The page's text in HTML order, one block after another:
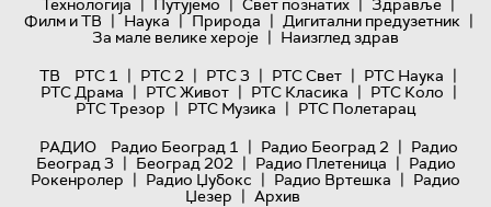
Филм и ТВ | Наука | Природа | Дигитални предузетник |
За мале велике хероје | Наизглед здрав
ТВ
РТС 1 | РТС 2 | РТС 3 | РТС Свет | РТС Наука |
РТС Драма | РТС Живот | РТС Класика | РТС Коло |
РТС Трезор | РТС Музика | РТС Полетарац
РАДИО
Радио Београд 1 | Радио Београд 2 | Радио
Београд 3 | Београд 202 | Радио Плетеница | Радио
Рокенролер | Радио Џубокс | Радио Вртешка | Радио
Џезер | Архив